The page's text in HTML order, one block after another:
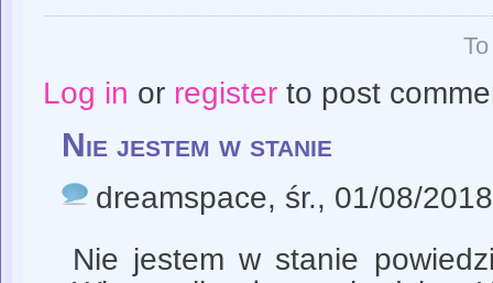
Log in or registerto post
Nie jestem w stanie
dreamspace, śr., 01/08/
Nie jestem w stanie